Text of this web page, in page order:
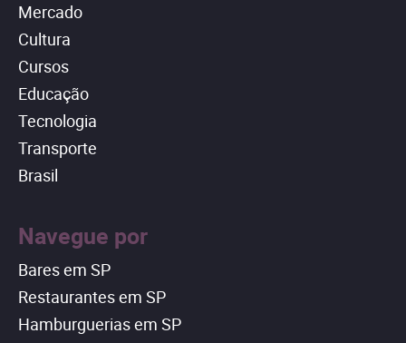
Mercado
Cultura
Cursos
Educação
Tecnologia
Transporte
Brasil
Navegue por
Bares em SP
Restaurantes em SP
Hamburguerias em SP